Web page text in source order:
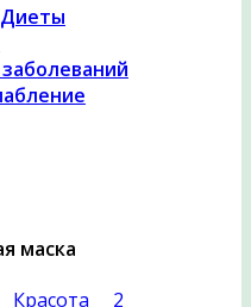
маска
Красота
2